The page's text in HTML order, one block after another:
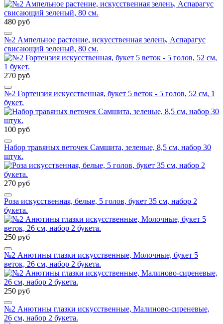
480 руб
№2 Ампельное растение, искусственная зелень, Аспарагус
свисающий зеленый, 80 см.
270 руб
№2 Гортензия искусственная, букет 5 веток - 5 голов, 52 см, 1
букет.
100 руб
Набор травяных веточек Самшита, зеленые, 8,5 см, набор 30
штук.
270 руб
Роза искусственная, белые, 5 голов, букет 35 см, набор 2
букета.
250 руб
№2 Анютины глазки искусственные, Молочные, букет 5
веток, 26 см, набор 2 букета.
250 руб
№2 Анютины глазки искусственные, Малиново-сиреневые,
26 см, набор 2 букета.